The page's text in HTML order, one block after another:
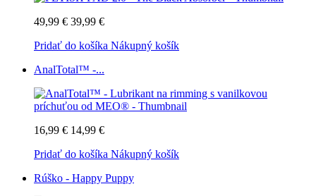
49,99 € 39,99 €
Pridať do košíka Nákupný košík
AnalTotal™ -...
16,99 € 14,99 €
Pridať do košíka Nákupný košík
Rúško - Happy Puppy